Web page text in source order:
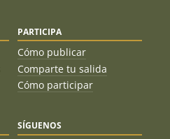
PARTICIPA
Cómo publicar
Comparte tu salida
Cómo participar
SÍGUENOS